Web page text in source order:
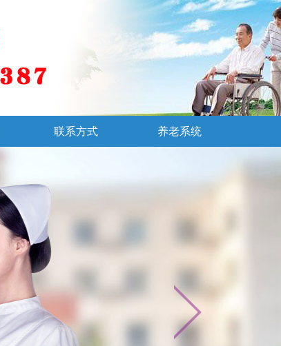
联系方式 养老系统